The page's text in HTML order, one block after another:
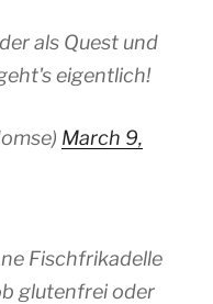
als Quest und
eigentlich!
March 9,
Fischfrikadelle
glutenfrei oder